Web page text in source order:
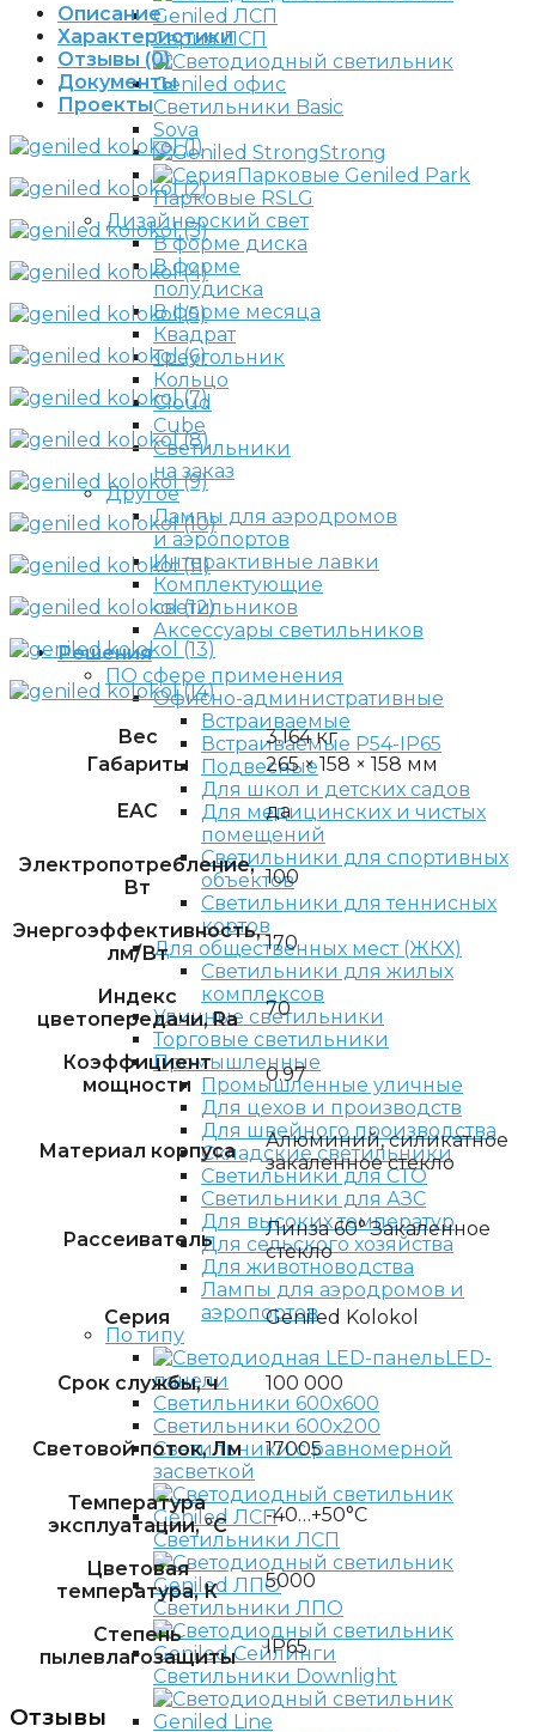
Серия ЛСП
Светильники Basic
Sova
Strong
Парковые Geniled Park
Парковые RSLG
Дизайнерский свет
В форме диска
В форме
полудиска
В форме месяца
Квадрат
Треугольник
Кольцо
Cloud
Cube
Светильники
на заказ
Другое
Лампы для аэродромов
и аэропортов
Интерактивные лавки
Комплектующие
светильников
Аксессуары светильников
Решения
ПО сфере применения
Офисно-административные
Встраиваемые
Встраиваемые P54-IP65
Подвесные
Для школ и детских садов
Для медицинских и чистых
помещений
Светильники для спортивных
объектов
Светильники для теннисных
кортов
Для общественных мест (ЖКХ)
Светильники для жилых
комплексов
Уличные светильники
Торговые светильники
Промышленные
Промышленные уличные
Для цехов и производств
Для швейного производства
Складские светильники
Светильники для СТО
Светильники для АЗС
Для высоких температур
Для сельского хозяйства
Для животноводства
Лампы для аэродромов и
аэропортов
По типу
LED-
панели
Светильники 600х600
Светильники 600х200
Светильники с равномерной
засветкой
Светильники ЛСП
Светильники ЛПО
Светильники Downlight
Описание
Характеристики
Отзывы (0)
Документы
Проекты
Вес
3.164 кг
Габариты
265 × 158 × 158 мм
EAC да
Электропотребление,
Вт
100
Энергоэффективность,
лм/Вт
170
Индекс
цветопередачи, Ra
70
Коэффициент
мощности
0.97
Материал корпуса
Алюминий, силикатное
закаленное стекло
Рассеиватель
Линза 60° Закаленное
стекло
Серия Geniled Kolokol
Срок службы, ч 100 000
Световой поток, Лм 17005
Температура
эксплуатации, °C
-40…+50°С
Цветовая
температура, К
5000
Степень
пылевлагозащиты
IP65
Отзывы